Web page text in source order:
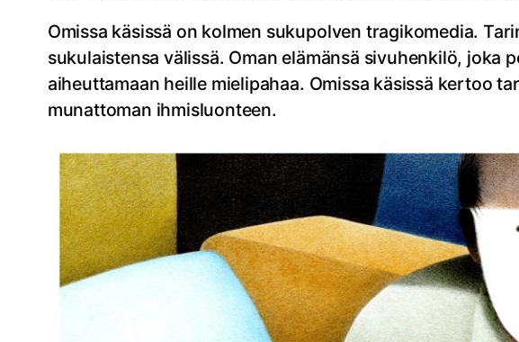
Omissa käsissä on kolmen sukupolven tragikomedia.
sukulaistensa välissä. Oman elämänsä sivuhenkilö,
aiheuttamaan heille mielipahaa. Omissa käsissä kertoo
munattoman ihmisluonteen.